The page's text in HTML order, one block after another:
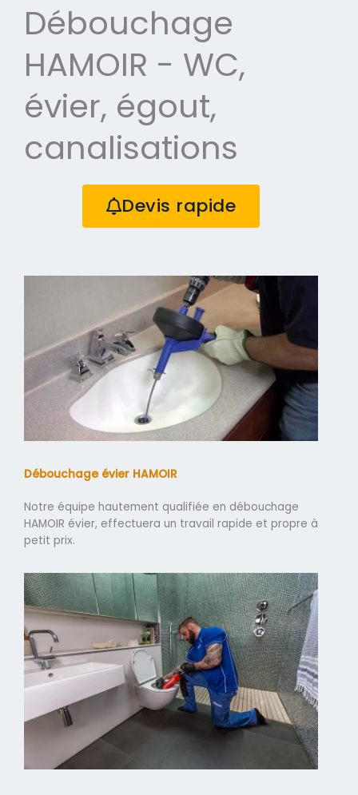
Débouchage
HAMOIR - WC,
évier, égout,
canalisations
Devis rapide
Débouchage évier HAMOIR
Notre équipe hautement qualifiée en débouchage
HAMOIR évier, effectuera un travail rapide et propre à
petit prix.